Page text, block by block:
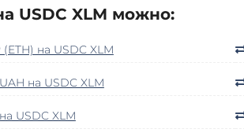
USDC XLM можно:
на USDC XLM
на USDC XLM
USDC XLM